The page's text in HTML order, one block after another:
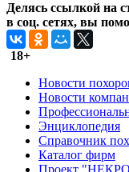
Делясь ссылкой на
в соц. сетях, вы
18+
Новости
Новости
Энциклопедия
Справочник
Каталог фирм